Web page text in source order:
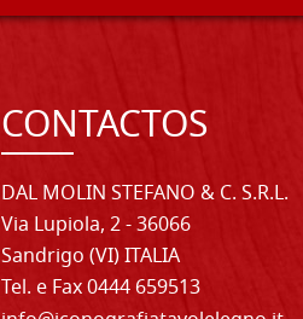
CONTACTOS
DAL MOLIN STEFANO & C. S.R.L.
Via Lupiola, 2 - 36066
Sandrigo (VI) ITALIA
Tel. e Fax 0444 659513